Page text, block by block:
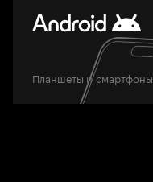
Планшеты и смартфоны